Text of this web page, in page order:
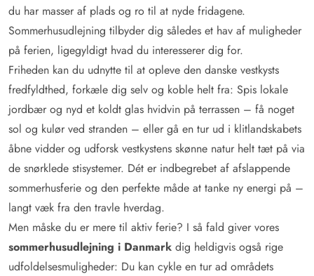
du har masser af plads og ro til at nyde fridagene.
Sommerhusudlejning tilbyder dig således et hav af muligheder
på ferien, ligegyldigt hvad du interesserer dig for.
Friheden kan du udnytte til at opleve den danske vestkysts
fredfyldthed, forkæle dig selv og koble helt fra: Spis lokale
jordbær og nyd et koldt glas hvidvin på terrassen – få noget
sol og kulør ved stranden – eller gå en tur ud i klitlandskabets
åbne vidder og udforsk vestkystens skønne natur helt tæt på via
de snørklede stisystemer. Dét er indbegrebet af afslappende
sommerhusferie og den perfekte måde at tanke ny energi på –
langt væk fra den travle hverdag.
Men måske du er mere til aktiv ferie? I så fald giver vores
sommerhusudlejning i Danmark dig heldigvis også rige
udfoldelsesmuligheder: Du kan cykle en tur ad områdets